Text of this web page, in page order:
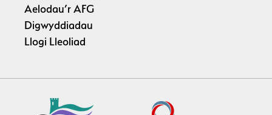
Aelodau’r AFG
Digwyddiadau
Llogi Lleoliad